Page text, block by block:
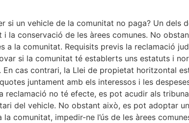
si un vehicle de la comunitat no paga? Un
la conservació de les àrees comunes. No
a la comunitat. Requisits previs la reclamació
si la comunitat té establerts uns estatuts i
En cas contrari, la Llei de propietat horitzontal
juntament amb els interessos i les
reclamació no té efecte, es pot acudir als
del vehicle. No obstant això, es pot adoptar
la comunitat, impedir-ne l’ús de les àrees